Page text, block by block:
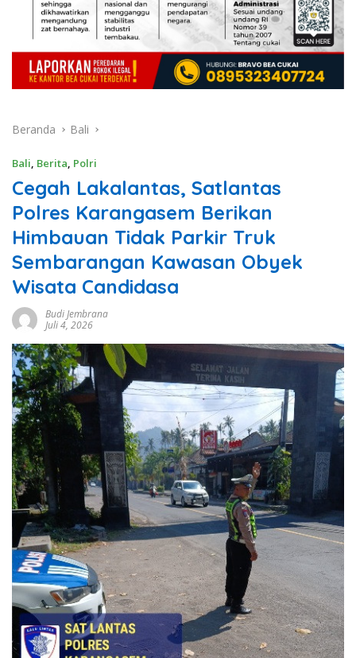
Beranda Bali
Bali, Berita, Polri
Cegah Lakalantas, Satlantas
Polres Karangasem Berikan
Himbauan Tidak Parkir Truk
Sembarangan Kawasan Obyek
Wisata Candidasa
Budi Jembrana
Juli 4, 2026